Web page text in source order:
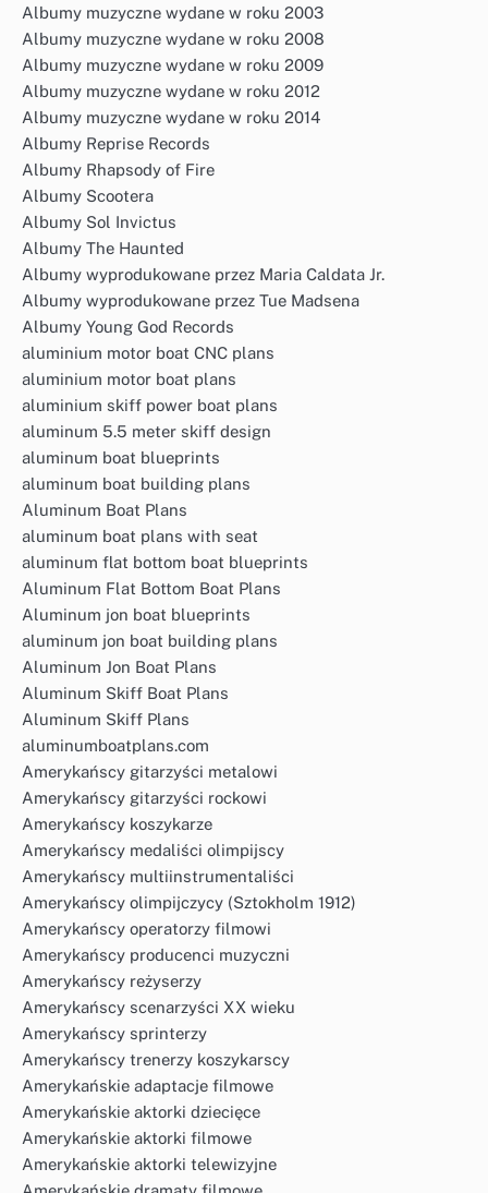
Albumy muzyczne wydane w roku 2003
Albumy muzyczne wydane w roku 2008
Albumy muzyczne wydane w roku 2009
Albumy muzyczne wydane w roku 2012
Albumy muzyczne wydane w roku 2014
Albumy Reprise Records
Albumy Rhapsody of Fire
Albumy Scootera
Albumy Sol Invictus
Albumy The Haunted
Albumy wyprodukowane przez Maria Caldata Jr.
Albumy wyprodukowane przez Tue Madsena
Albumy Young God Records
aluminium motor boat CNC plans
aluminium motor boat plans
aluminium skiff power boat plans
aluminum 5.5 meter skiff design
aluminum boat blueprints
aluminum boat building plans
Aluminum Boat Plans
aluminum boat plans with seat
aluminum flat bottom boat blueprints
Aluminum Flat Bottom Boat Plans
Aluminum jon boat blueprints
aluminum jon boat building plans
Aluminum Jon Boat Plans
Aluminum Skiff Boat Plans
Aluminum Skiff Plans
aluminumboatplans.com
Amerykańscy gitarzyści metalowi
Amerykańscy gitarzyści rockowi
Amerykańscy koszykarze
Amerykańscy medaliści olimpijscy
Amerykańscy multiinstrumentaliści
Amerykańscy olimpijczycy (Sztokholm 1912)
Amerykańscy operatorzy filmowi
Amerykańscy producenci muzyczni
Amerykańscy reżyserzy
Amerykańscy scenarzyści XX wieku
Amerykańscy sprinterzy
Amerykańscy trenerzy koszykarscy
Amerykańskie adaptacje filmowe
Amerykańskie aktorki dziecięce
Amerykańskie aktorki filmowe
Amerykańskie aktorki telewizyjne